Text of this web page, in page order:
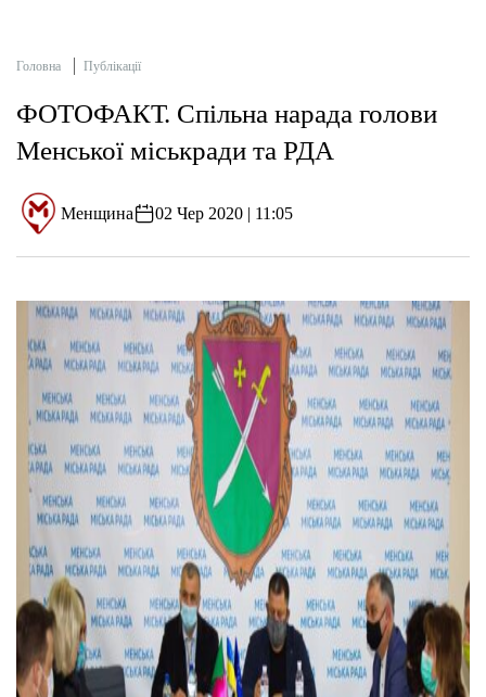
Головна Публікації
ФОТОФАКТ. Спільна нарада голови
Менської міськради та РДА
Менщина 02 Чер 2020 | 11:05